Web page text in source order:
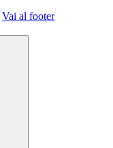
Vai al footer